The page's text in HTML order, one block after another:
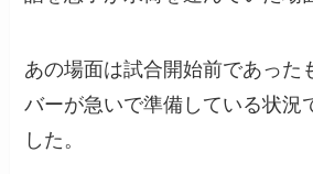
あの場面は試合開始前であった
バーが急いで準備している状況
した。